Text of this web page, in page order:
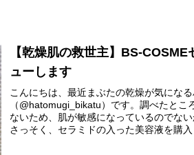
【乾燥肌の救世主】BS-
ューします
こんにちは、最近まぶたの乾燥が気にな
（@hatomugi_bikatu）です。調べたとこ
ないため、肌が敏感になっているのでな
さっそく、セラミドの入った美容液を購入